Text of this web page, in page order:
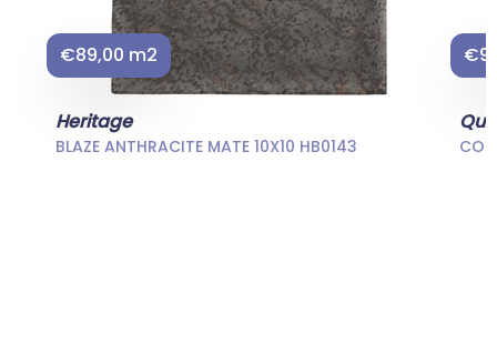
€89,00 m2
Heritage
BLAZE ANTHRACITE MATE 10X10 HB0143